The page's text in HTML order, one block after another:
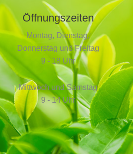
Öffnungszeiten
Montag, Dienstag,
Donnerstag und Freitag
9 - 18 Uhr
Mittwoch und Samstag
9 - 14 Uhr